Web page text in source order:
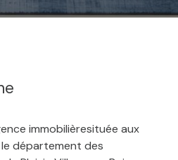
immobilièresituée aux
département des